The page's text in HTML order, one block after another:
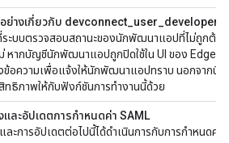
ย่างเกี่ยวกับ
ะบบตรวจสอบสถานะของนักพัฒนาแอปที่ไม่ถูกต้อง
หากบัญชีนักพัฒนาแอปถูกปิดใช้ใน UI ของ Edge ท
ข้อความเพื่อแจ้งให้นักพัฒนาแอปทราบ นอกจากนี้ เ
ทธิภาพให้กับฟังก์ชันการทำงานนี้ด้วย
ละอัปเดตการกำหนดค่า SAML
ละการอัปเดตต่อไปนี้ได้ดำเนินการกับการกำหนดค่า